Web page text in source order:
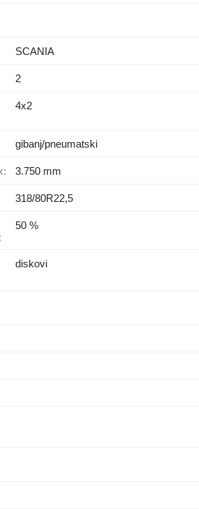
SCANIA
2
4x2
gibanj/pneumatski
3.750 mm
318/80R22,5
50 %
diskovi